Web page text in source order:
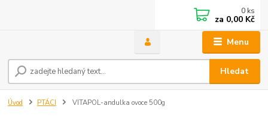
Menu
Hledat
0 ks
za 0,00 Kč
Úvod PTÁCI VITAPOL-andulka ovoce 500g